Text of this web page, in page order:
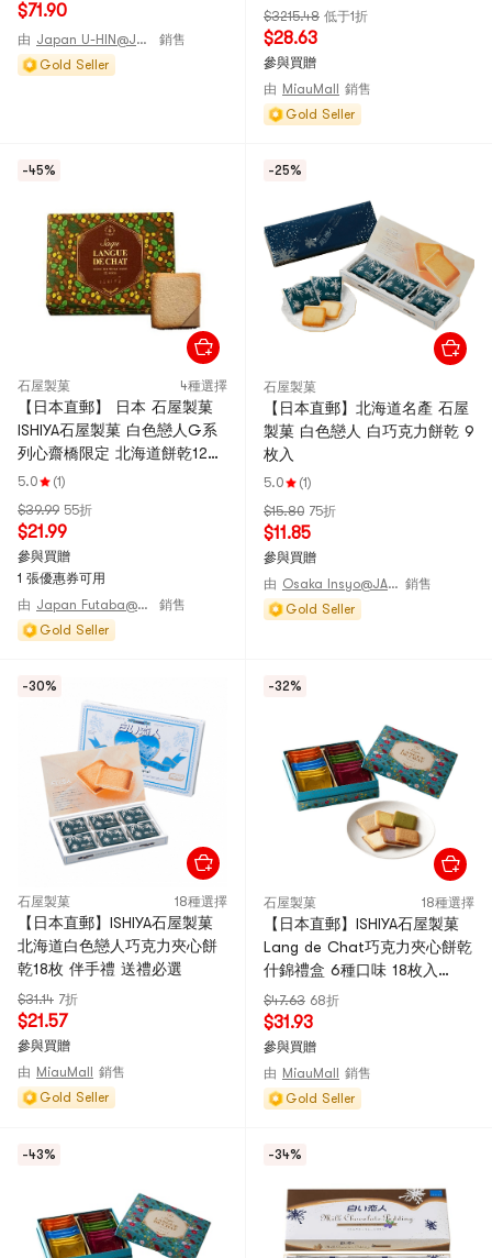
$71.90
由 Japan U-HIN@JAPAN
銷售
Gold Seller
$3215.48 低于1折
$28.63
參與買贈
由 MiauMall
銷售
Gold Seller
-45%
石屋製菓 4種選擇
【日本直郵】 日本 石屋製菓
ISHIYA石屋製菓 白色戀人G系
列心齋橋限定 北海道餅乾12枚
入榛子巧克力味 送禮必備
5.0
(1)
$39.99 55折
$21.99
參與買贈
1 張優惠券可用
由
Japan Futaba@JAPAN
銷售
Gold Seller
-25%
石屋製菓
【日本直郵】北海道名產 石屋
製菓 白色戀人 白巧克力餅乾 9
枚入
5.0
(1)
$15.80 75折
$11.85
參與買贈
由
Osaka Insyo@JANPAN 銷售
Gold Seller
-30%
石屋製菓 18種選擇
【日本直郵】ISHIYA石屋製菓
北海道白色戀人巧克力夾心餅
乾18枚 伴手禮 送禮必選
$31.14 7折
$21.57
參與買贈
由 MiauMall
銷售
Gold Seller
-32%
石屋製菓 18種選擇
【日本直郵】ISHIYA石屋製菓
Lang de Chat巧克力夾心餅乾
什錦禮盒 6種口味 18枚入
【2025情人節】
$47.63 68折
$31.93
參與買贈
由 MiauMall
銷售
Gold Seller
-43% -34%